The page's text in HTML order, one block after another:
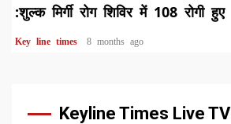
:शुल्क मिर्गी रोग शिविर में 108 रोगी हुए
Key line times 8 months ago
Keyline Times Live TV